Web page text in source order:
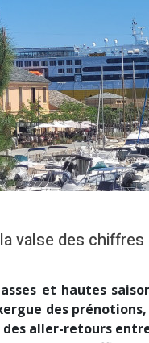
valse des chiffres
et hautes
des
aller-retours